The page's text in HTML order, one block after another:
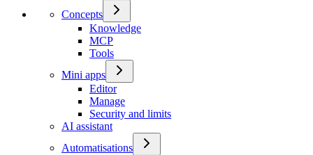
Concepts
Knowledge
MCP
Tools
Mini apps
Editor
Manage
Security and limits
AI assistant
Automatisations